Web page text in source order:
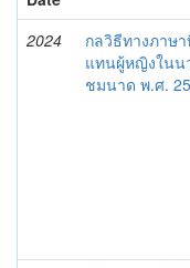
2024
กลวิธีทางภาษ
แทนผู้หญิงในน
ชมนาด พ.ศ.